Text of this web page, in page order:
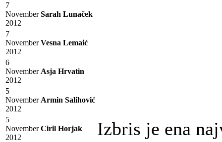
7
November
2012
Sarah Lunaček
7
November
2012
Vesna Lemaić
6
November
2012
Asja Hrvatin
5
November
2012
Armin Salihović
5
November
2012
Ciril Horjak Izbris je ena